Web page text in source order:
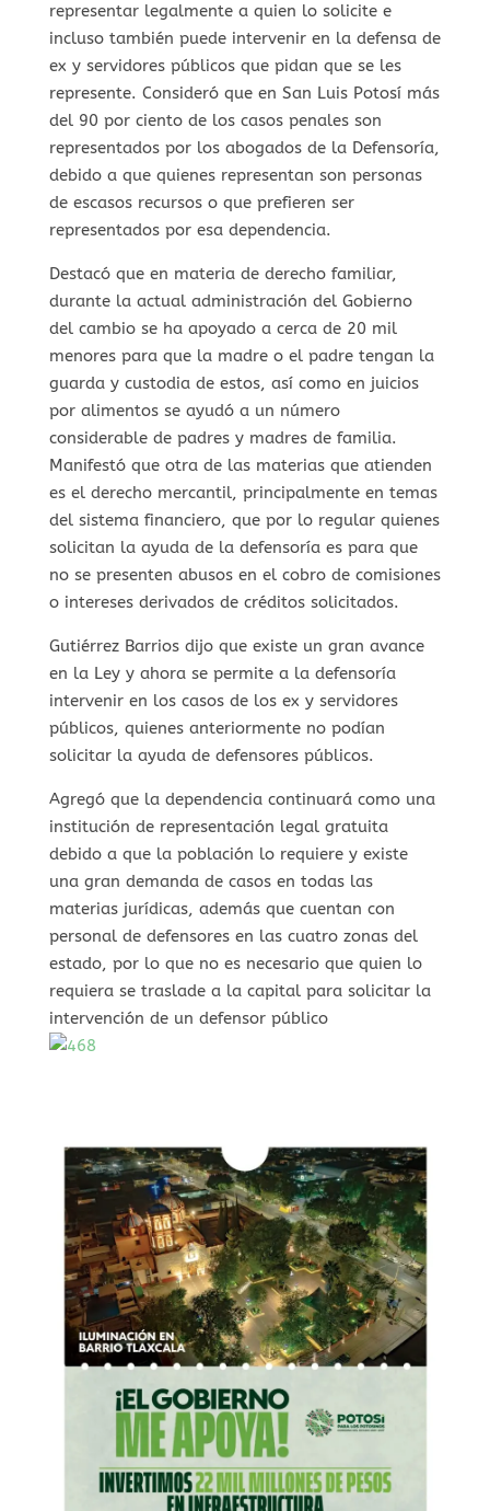
representar legalmente a quien lo solicite e
incluso también puede intervenir en la defensa de
ex y servidores públicos que pidan que se les
represente. Consideró que en San Luis Potosí más
del 90 por ciento de los casos penales son
representados por los abogados de la Defensoría,
debido a que quienes representan son personas
de escasos recursos o que prefieren ser
representados por esa dependencia.
Destacó que en materia de derecho familiar,
durante la actual administración del Gobierno
del cambio se ha apoyado a cerca de 20 mil
menores para que la madre o el padre tengan la
guarda y custodia de estos, así como en juicios
por alimentos se ayudó a un número
considerable de padres y madres de familia.
Manifestó que otra de las materias que atienden
es el derecho mercantil, principalmente en temas
del sistema financiero, que por lo regular quienes
solicitan la ayuda de la defensoría es para que
no se presenten abusos en el cobro de comisiones
o intereses derivados de créditos solicitados.
Gutiérrez Barrios dijo que existe un gran avance
en la Ley y ahora se permite a la defensoría
intervenir en los casos de los ex y servidores
públicos, quienes anteriormente no podían
solicitar la ayuda de defensores públicos.
Agregó que la dependencia continuará como una
institución de representación legal gratuita
debido a que la población lo requiere y existe
una gran demanda de casos en todas las
materias jurídicas, además que cuentan con
personal de defensores en las cuatro zonas del
estado, por lo que no es necesario que quien lo
requiera se traslade a la capital para solicitar la
intervención de un defensor público